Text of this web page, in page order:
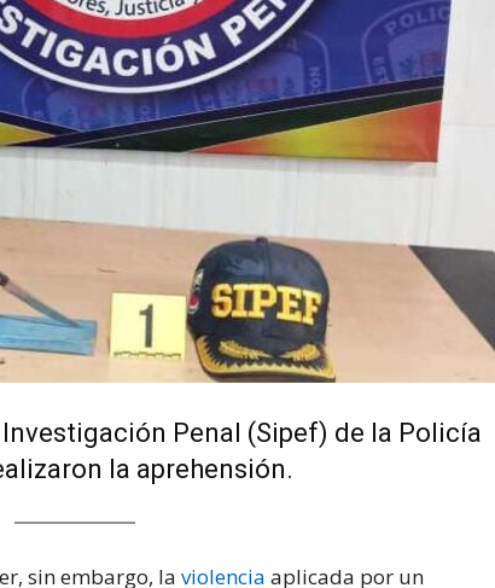
Penal (Sipef) de la Policía
la aprehensión.
sin embargo, la violencia aplicada por un